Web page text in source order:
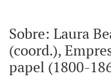
Sobre: Laura
(coord.),
papel (1800-